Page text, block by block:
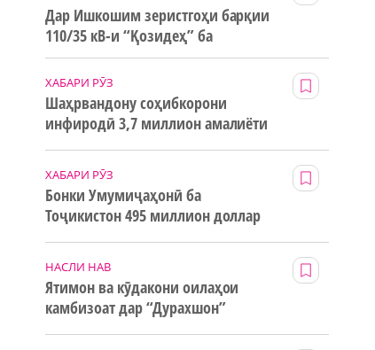
Дар Ишкошим зеристгоҳи барқии
110/35 кВ-и “Қозидеҳ” ба
истифода дода мешавад
ХАБАРИ РӮЗ
Шаҳрвандону соҳибкорони
инфиродӣ 3,7 миллион амалиёти
ХАБАРИ РӮЗ
Бонки Умумиҷаҳонӣ ба
Тоҷикистон 495 миллион доллар
НАСЛИ НАВ
Ятимон ва кӯдакони оилаҳои
камбизоат дар “Дурахшон”